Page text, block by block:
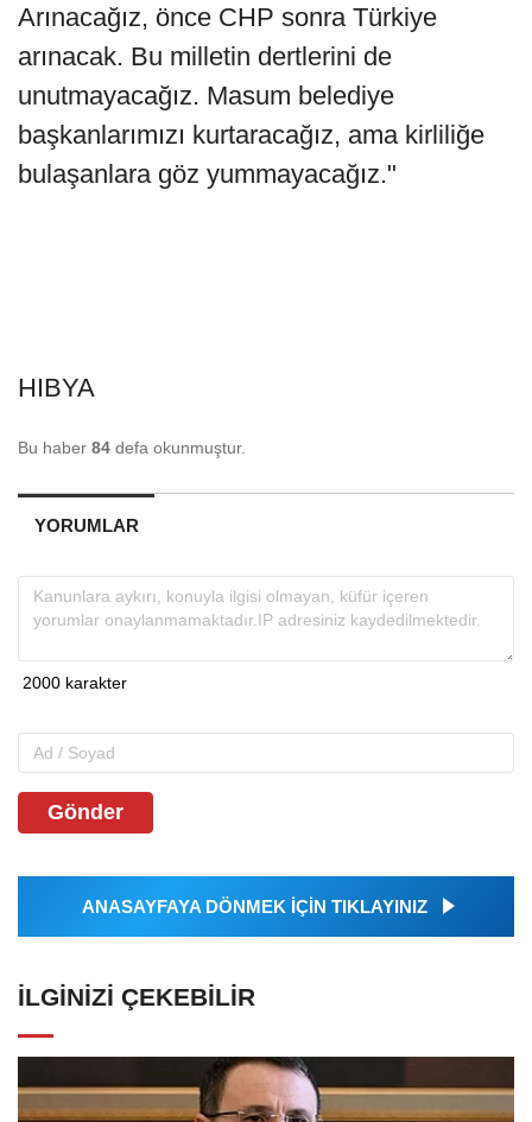
Arınacağız, önce CHP sonra Türkiye
arınacak. Bu milletin dertlerini de
unutmayacağız. Masum belediye
başkanlarımızı kurtaracağız, ama kirliliğe
bulaşanlara göz yummayacağız."
HIBYA
Bu haber 84 defa okunmuştur.
YORUMLAR
Gönder
ANASAYFAYA DÖNMEK İÇİN TIKLAYINIZ
İLGINIZI ÇEKEBILIR